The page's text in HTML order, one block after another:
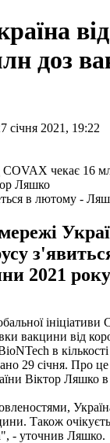
доз
січня 2021, 19:22
Ляшко
в лютому -
2021
вакцини від
в
29 січня. Про
Віктор Ляшко в
Також
- уточнив Ляшко.